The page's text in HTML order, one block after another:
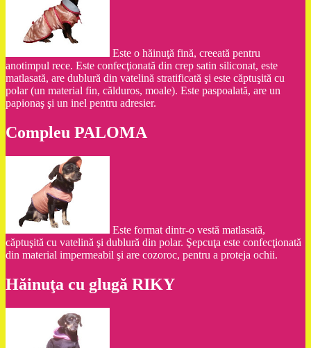
Este o hăinuţă fină, creeată pentru
anotimpul rece. Este confecţionată din crep satin siliconat, este
matlasată, are dublură din vatelină stratificată şi este căptuşită cu
polar (un material fin, călduros, moale). Este paspoalată, are un
papionaş şi un inel pentru adresier.
Compleu PALOMA
Este format dintr-o vestă matlasată,
căptuşită cu vatelină şi dublură din polar. Şepcuţa este confecţionată
din material impermeabil şi are cozoroc, pentru a proteja ochii.
Hăinuţa cu glugă RIKY